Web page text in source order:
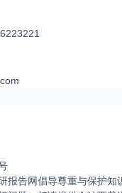
报告网倡导尊重与保护